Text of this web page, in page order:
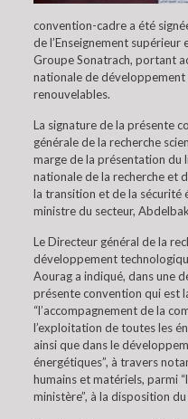
convention-cadre a été
de l’Enseignement
Groupe Sonatrach, portant
nationale de
renouvelables.
La signature de la présente
générale de la recherche
marge de la présentation du
nationale de la recherche et
la transition et de la sécurité
ministre du secteur,
Le Directeur général de la
développement
Aourag a indiqué, dans une
présente convention qui est
“l’accompagnement de la
l’exploitation de toutes les
ainsi que dans le
énergétiques”, à travers
humains et matériels, parmi
ministère”, à la disposition